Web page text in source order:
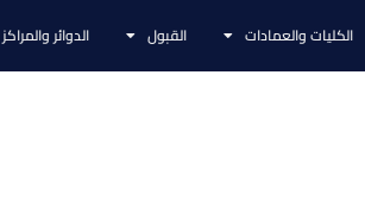
الكليات والعمادات القبول الدوائر والمراكز